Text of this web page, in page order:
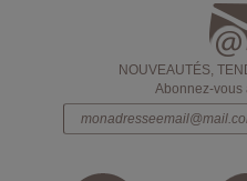
NOUVEAUTÉS,
Abonnez-vous